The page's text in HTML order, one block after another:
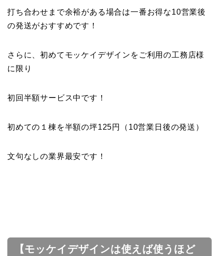
打ち合わせまで余裕がある場合は一番お得な10営業後
の発送がおすすめです！
さらに、初めてモッケイデザインをご利用の工務店様
に限り
初回半額サービス中です！
初めての１棟を半額の坪125円（10営業日後の発送）
文句なしの業界最安です！
【モッケイデザインは使えば使うほど